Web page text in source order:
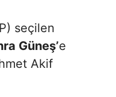
seçilen
Güneş’e
Akif